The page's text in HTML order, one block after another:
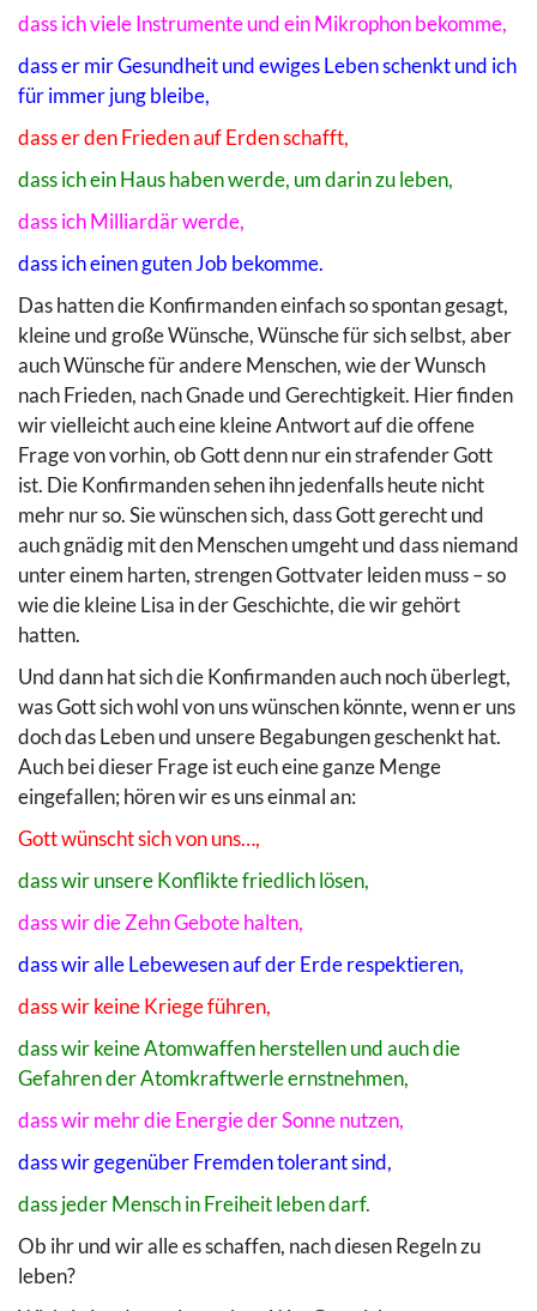
dass ich viele Instrumente und ein Mikrophon bekomme,
dass er mir Gesundheit und ewiges Leben schenkt und ich
für immer jung bleibe,
dass er den Frieden auf Erden schafft,
dass ich ein Haus haben werde, um darin zu leben,
dass ich Milliardär werde,
dass ich einen guten Job bekomme.
Das hatten die Konfirmanden einfach so spontan gesagt,
kleine und große Wünsche, Wünsche für sich selbst, aber
auch Wünsche für andere Menschen, wie der Wunsch
nach Frieden, nach Gnade und Gerechtigkeit. Hier finden
wir vielleicht auch eine kleine Antwort auf die offene
Frage von vorhin, ob Gott denn nur ein strafender Gott
ist. Die Konfirmanden sehen ihn jedenfalls heute nicht
mehr nur so. Sie wünschen sich, dass Gott gerecht und
auch gnädig mit den Menschen umgeht und dass niemand
unter einem harten, strengen Gottvater leiden muss – so
wie die kleine Lisa in der Geschichte, die wir gehört
hatten.
Und dann hat sich die Konfirmanden auch noch überlegt,
was Gott sich wohl von uns wünschen könnte, wenn er uns
doch das Leben und unsere Begabungen geschenkt hat.
Auch bei dieser Frage ist euch eine ganze Menge
eingefallen; hören wir es uns einmal an:
Gott wünscht sich von uns…,
dass wir unsere Konflikte friedlich lösen,
dass wir die Zehn Gebote halten,
dass wir alle Lebewesen auf der Erde respektieren,
dass wir keine Kriege führen,
dass wir keine Atomwaffen herstellen und auch die
Gefahren der Atomkraftwerle ernstnehmen,
dass wir mehr die Energie der Sonne nutzen,
dass wir gegenüber Fremden tolerant sind,
dass jeder Mensch in Freiheit leben darf.
Ob ihr und wir alle es schaffen, nach diesen Regeln zu
leben?